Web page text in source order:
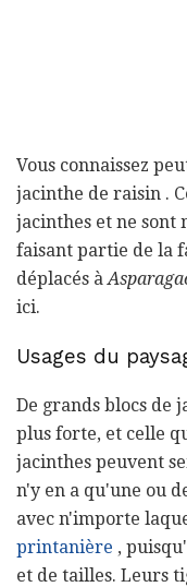
Vous connaissez
jacinthe de raisin .
jacinthes et ne sont
faisant partie de la
déplacés à
ici.
Usages du
De grands blocs de
plus forte, et celle
jacinthes peuvent
n'y en a qu'une ou
avec n'importe
printanière ,
et de tailles. Leurs